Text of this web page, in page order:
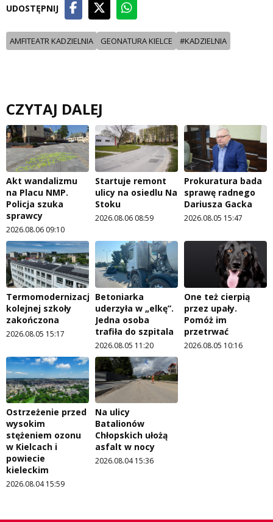
UDOSTĘPNIJ
AMFITEATR KADZIELNIA GEONATURA KIELCE #KADZIELNIA
CZYTAJ DALEJ
Akt wandalizmu
na Placu NMP.
Policja szuka
sprawcy
2026.08.06 09:10
Startuje remont
ulicy na osiedlu Na
Stoku
2026.08.06 08:59
Prokuratura bada
sprawę radnego
Dariusza Gacka
2026.08.05 15:47
Termomodernizacja
kolejnej szkoły
zakończona
2026.08.05 15:17
Betoniarka
uderzyła w „elkę”.
Jedna osoba
trafiła do szpitala
2026.08.05 11:20
One też cierpią
przez upały.
Pomóż im
przetrwać
2026.08.05 10:16
Ostrzeżenie przed
wysokim
stężeniem ozonu
w Kielcach i
powiecie
kieleckim
2026.08.04 15:59
Na ulicy
Batalionów
Chłopskich ułożą
asfalt w nocy
2026.08.04 15:36